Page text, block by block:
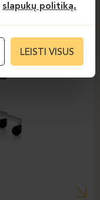
slapukų politiką.
LEISTI VISUS